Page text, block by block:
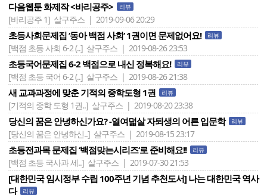
다음웹툰 화제작 <바리공주> 리뷰
[바리공주 1] 살구주스 | 2019-09-06 20:29
초등사회문제집 ‘동아 백점 사회‘ 1권이면 문제없어요! 리뷰
[백점 초등 사회 6-2 (..] 살구주스 | 2019-08-26 23:53
초등국어문제집 6-2 백점으로 내신 정복해요! 리뷰
[백점 초등 국어 6-2 (..] 살구주스 | 2019-08-26 21:38
새 교과과정에 맞춘 기적의 중학도형 1권 리뷰
[기적의 중학 도형 1권..] 살구주스 | 2019-08-20 23:38
당신의 꿈은 안녕하신가요? -열여덟살 자퇴생의 어른 입문학 리뷰
[당신의 꿈은 안녕하신..] 살구주스 | 2019-08-15 23:17
초등전과목 문제집 ‘백점맞는시리즈‘로 준비해요!! 리뷰
[백점 초등 국사과 세..] 살구주스 | 2019-07-30 21:53
[대한민국 임시정부 수립 100주년 기념 추천도서] 나는 대한민국 역사
다
리뷰